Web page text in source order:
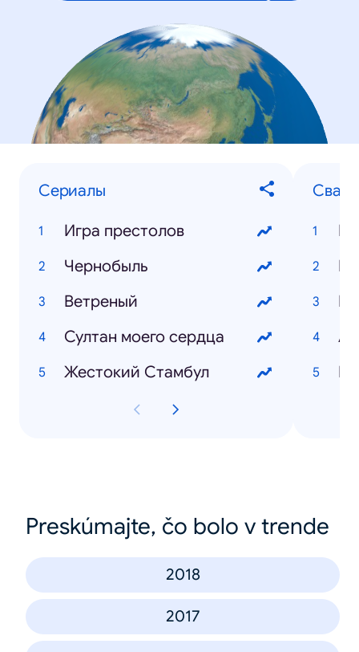
Сериалы
Игра престолов
Чернобыль
Ветреный
Султан моего сердца
Жестокий Стамбул
Preskúmajte, čo bolo v trende
2018
2017